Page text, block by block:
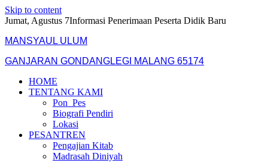
Skip to content
Jumat, Agustus 7Informasi Penerimaan Peserta Didik Baru
MANSYAUL ULUM
GANJARAN GONDANGLEGI MALANG 65174
HOME
TENTANG KAMI
Pon_Pes
Biografi Pendiri
Lokasi
PESANTREN
Pengajian Kitab
Madrasah Diniyah